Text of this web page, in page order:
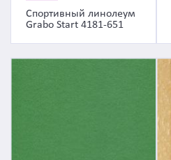
Спортивный линолеум
Grabo Start 4181-651